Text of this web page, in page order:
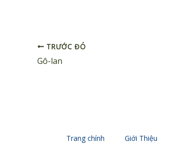
TRƯỚC ĐÓ
Gô-lan
Trang chính Giới Thiệu